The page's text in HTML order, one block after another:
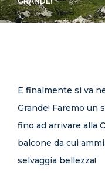
CONTATTI
E finalmente si va
Grande! Faremo un
fino ad arrivare alla
balcone da cui
selvaggia bellezza!